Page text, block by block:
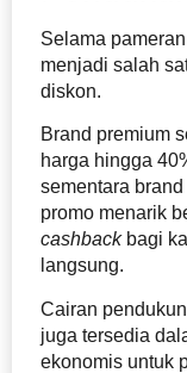
Selama
menjadi salah
diskon.
Brand premium
harga hingga
sementara
promo menarik
cashbackbagi
langsung.
Cairan
juga tersedia
ekonomis untuk